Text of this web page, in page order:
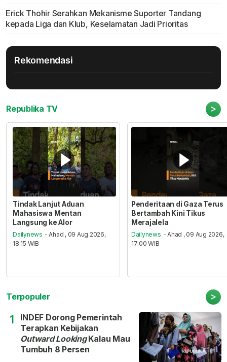
Erick Thohir Serahkan Mekanisme Suporter Tandang
kepada Liga dan Klub, Keselamatan Jadi Prioritas
Rekomendasi
Republika TV >
Tindak Lanjut Aduan
Mahasiswa Mentan
Langsung ke Alor
Dailynews - Ahad , 09 Aug 2026,
18:15 WIB
Penderitaan di Gaza Terus
Bertambah Kini Tikus
Merajalela
Dailynews - Ahad , 09 Aug 2026,
17:00 WIB
Terpopuler >
1
INDEF Dorong Pemerintah
Terapkan Kebijakan
Outward LookingKalau Mau
Tumbuh 8 Persen